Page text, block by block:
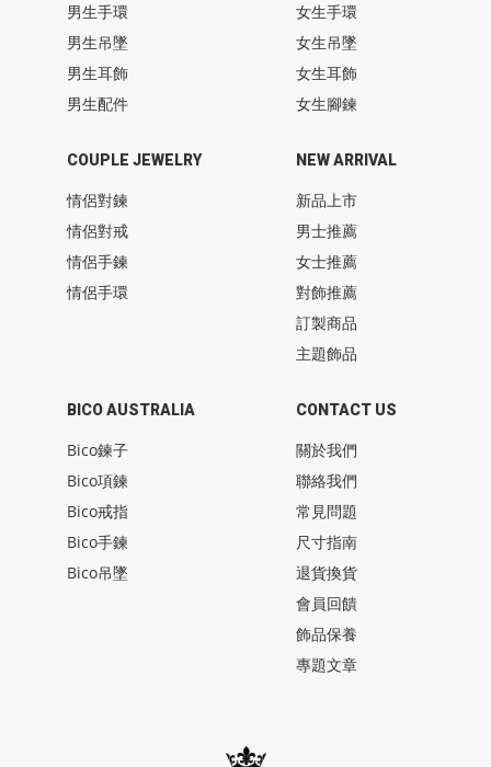
男生手環
男生吊墜
男生耳飾
男生配件
女生手環
女生吊墜
女生耳飾
女生腳鍊
COUPLE JEWELRY
情侶對鍊
情侶對戒
情侶手鍊
情侶手環
BICO AUSTRALIA
Bico鍊子
Bico項鍊
Bico戒指
Bico手鍊
Bico吊墜
NEW ARRIVAL
新品上市
男士推薦
女士推薦
對飾推薦
訂製商品
主題飾品
CONTACT US
關於我們
聯絡我們
常見問題
尺寸指南
退貨換貨
會員回饋
飾品保養
專題文章